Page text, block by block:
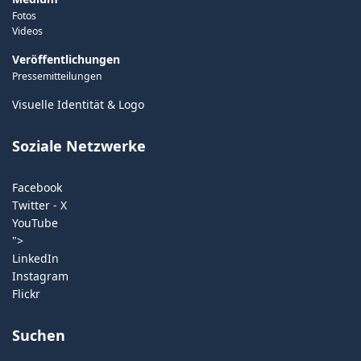
Fotos
Videos
Veröffentlichungen
Pressemitteilungen
Visuelle Identität & Logo
Soziale Netzwerke
Facebook
Twitter - X
YouTube
">
LinkedIn
Instagram
Flickr
Suchen